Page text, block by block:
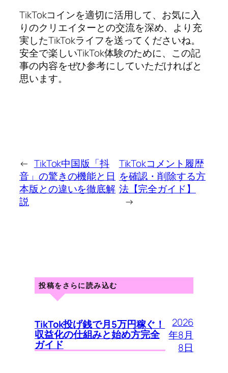
TikTokコインを適切に活用して、お気に入
りのクリエイターとの交流を深め、より充
実したTikTokライフを送ってくださいね。
安全で楽しいTikTok体験のために、この記
事の内容をぜひ参考にしていただければと
思います。
← TikTok中国版「抖
音」の驚きの機能と日
本版との違いを徹底解
説
TikTokコメント履歴
を確認・削除する方
法【完全ガイド】
→
投稿をさらに読み込む
TikTok投げ銭で月5万円稼ぐ！
収益化の仕組みと始め方完全
ガイド
2026
年8月
8日